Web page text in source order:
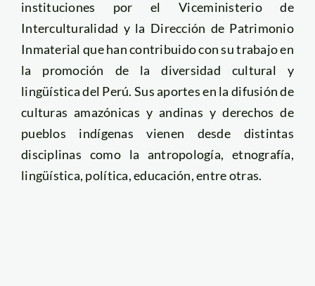
instituciones por el Viceministerio de
Interculturalidad y la Dirección de Patrimonio
Inmaterial que han contribuido con su trabajo en
la promoción de la diversidad cultural y
lingüística del Perú. Sus aportes en la difusión de
culturas amazónicas y andinas y derechos de
pueblos indígenas vienen desde distintas
disciplinas como la antropología, etnografía,
lingüística, política, educación, entre otras.